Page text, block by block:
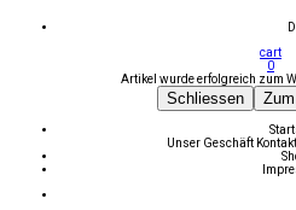
cart
0
Artikel wurde erfolgreich zum
Schliessen
Unser Geschäft